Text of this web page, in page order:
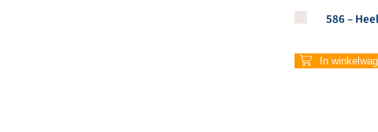
Koop een
586 –
In